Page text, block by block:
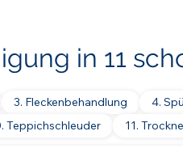
3. Fleckenbehandlung 4.
Teppichschleuder
11.
in 11